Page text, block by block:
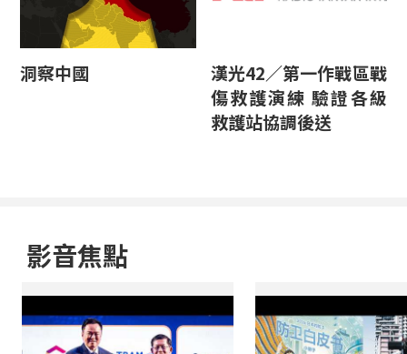
洞察中國
漢光42／第一作戰區戰
傷救護演練 驗證各級
救護站協調後送
影音焦點